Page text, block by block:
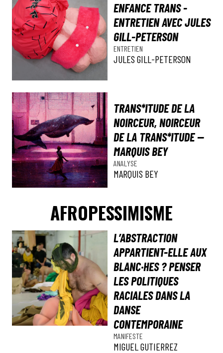
ENFANCE TRANS -
ENTRETIEN AVEC JULES
GILL-PETERSON
ENTRETIEN
JULES GILL-PETERSON
TRANS*ITUDE DE LA
NOIRCEUR, NOIRCEUR
DE LA TRANS*ITUDE —
MARQUIS BEY
ANALYSE
MARQUIS BEY
AFROPESSIMISME
L’ABSTRACTION
APPARTIENT-ELLE AUX
BLANC·HES ? PENSER
LES POLITIQUES
RACIALES DANS LA
DANSE
CONTEMPORAINE
MANIFESTE
MIGUEL GUTIERREZ